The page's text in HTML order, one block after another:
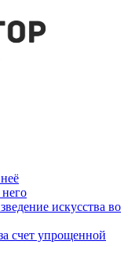
искусства во
счет упрощенной